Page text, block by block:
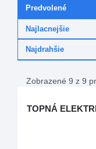
Predvolené
Najlacnejšie
Najdrahšie
Zobrazené 9 z 9
TOPNÁ